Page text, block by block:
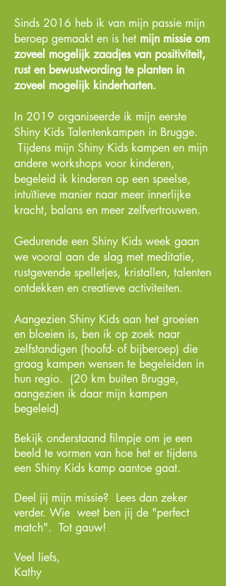
Sinds 2016 heb ik van mijn passie mijn
beroep gemaakt en is het mijn missie om
zoveel mogelijk zaadjes van positiviteit,
rust en bewustwording te planten in
zoveel mogelijk kinderharten.
In 2019 organiseerde ik mijn eerste
Shiny Kids Talentenkampen in Brugge.
Tijdens mijn Shiny Kids kampen en mijn
andere workshops voor kinderen,
begeleid ik kinderen op een speelse,
intuïtieve manier naar meer innerlijke
kracht, balans en meer zelfvertrouwen.
Gedurende een Shiny Kids week gaan
we vooral aan de slag met meditatie,
rustgevende spelletjes, kristallen, talenten
ontdekken en creatieve activiteiten.
Aangezien Shiny Kids aan het groeien
en bloeien is, ben ik op zoek naar
zelfstandigen (hoofd- of bijberoep) die
graag kampen wensen te begeleiden in
hun regio. (20 km buiten Brugge,
aangezien ik daar mijn kampen
begeleid)
Bekijk onderstaand filmpje om je een
beeld te vormen van hoe het er tijdens
een Shiny Kids kamp aantoe gaat.
Deel jij mijn missie? Lees dan zeker
verder. Wie weet ben jij de "perfect
match". Tot gauw!
Veel liefs,
Kathy